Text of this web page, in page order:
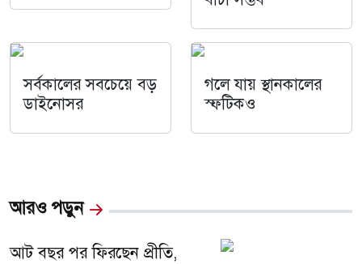
সর্বকালের সবচেয়ে বড়
ডাইনোসর
গলে যায় স্থানকালের
স্ফটিকও
আরও পড়ুন
আট বছর পর ফিরছেন প্রীতি,